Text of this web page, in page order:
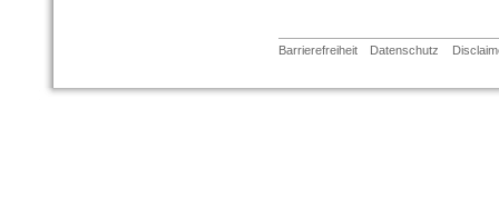
Barrierefreiheit Datenschutz